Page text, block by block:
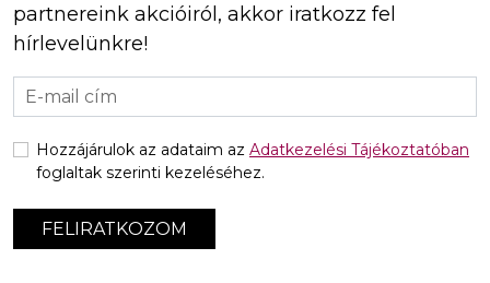
partnereink akcióiról, akkor iratkozz fel
hírlevelünkre!
FELIRATKOZOM
Hozzájárulok az adataim az Adatkezelési Tájékoztatóban
foglaltak szerinti kezeléséhez.